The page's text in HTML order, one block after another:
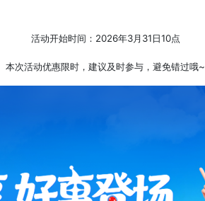
活动开始时间：2026年3月31日10点
本次活动优惠限时，建议及时参与，避免错过哦~